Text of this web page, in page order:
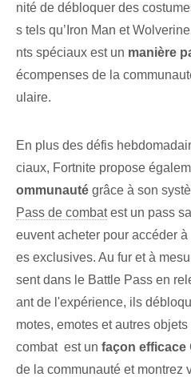
nité de débloquer des
s tels qu’Iron Man et
nts spéciaux est⁢ un manière
écompenses de la
ulaire.
En plus des défis
ciaux, Fortnite propose
ommunauté⁤ grâce à son
Pass de combatest un pass
euvent acheter pour accéder
es exclusives. Au fur et à
sent dans le Battle Pass en
ant de l'expérience, ils
motes, emotes et autres
combat ‌ est un façon efficace
de la communauté ⁤et montrez